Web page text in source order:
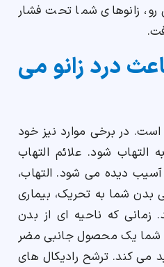
زانوهای شما تحت فشار
درد زانو می
است. در برخی موارد نیز خود
التهاب شود. علائم التهاب
دیده می شود. التهاب،
شما به تحریک، بیماری
که ناحیه ای از بدن
شما یک محصول جانبی مضر
می کند. ترشح رادیکال های